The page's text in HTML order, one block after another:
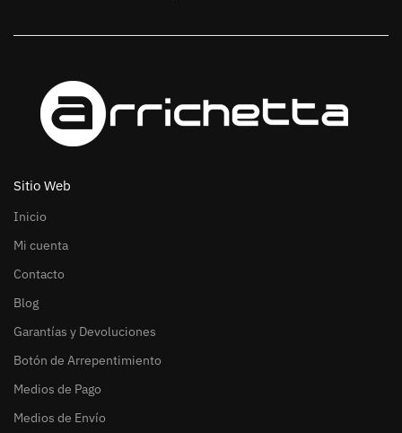
Sitio Web
Inicio
Mi cuenta
Contacto
Blog
Garantías y Devoluciones
Botón de Arrepentimiento
Medios de Pago
Medios de Envío